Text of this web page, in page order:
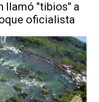
llamó "tibios" a
oficialista